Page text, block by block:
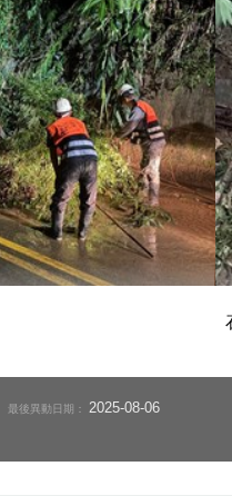
最後異動日期： 2025-08-06